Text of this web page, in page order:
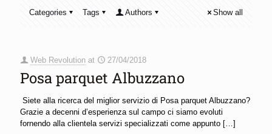
Categories Tags Authors Show all
Web Revolution at 27/04/2018
Posa parquet Albuzzano
Siete alla ricerca del miglior servizio di Posa parquet Albuzzano?
Grazie a decenni d’esperienza sul campo ci siamo evoluti
fornendo alla clientela servizi specializzati come appunto […]